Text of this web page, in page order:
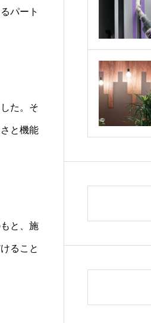
パート
た。そ
と機能
と、施
ること